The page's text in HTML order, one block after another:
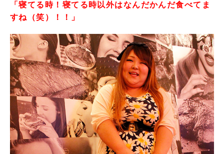
「寝てる時！寝てる時以外はなんだかんだ食べてま
すね（笑）！！」